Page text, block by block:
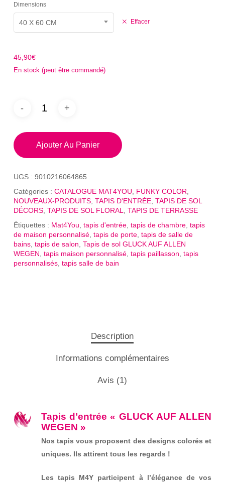
Dimensions
40 X 60 CM Effacer
45,90€
En stock (peut être commandé)
Ajouter Au Panier
UGS : 9010216064865
Catégories : CATALOGUE MAT4YOU FUNKY COLOR
NOUVEAUX-PRODUITS, TAPIS D'ENTRÉE, TAPIS DE SOL
DÉCORS, TAPIS DE SOL FLORAL
TAPIS DE TERRASSE
Étiquettes : Mat4You tapis d'entrée, tapis de chambre, tapis
de maison personnalisé, tapis de porte, tapis de salle de
bains, tapis de salon Tapis de sol GLUCK AUF ALLEN
WEGEN tapis maison personnalisé, tapis paillasson tapis
personnalisés, tapis salle de bain
Description
Informations complémentaires
Avis (1)
Tapis d’entrée « GLUCK AUF ALLEN
WEGEN »
Nos tapis vous proposent des designs colorés et
uniques. Ils attirent tous les regards !
Les tapis M4Y participent à l’élégance de vos